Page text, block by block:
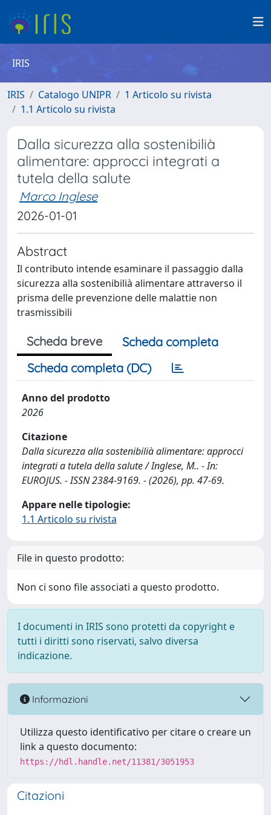
IRIS
IRIS Catalogo UNIPR
1 Articolo su rivista
1.1 Articolo su rivista
Dalla sicurezza alla sostenibilià
alimentare: approcci integrati a
tutela della salute
Marco Inglese
2026-01-01
Abstract
Il contributo intende esaminare il passaggio dalla
sicurezza alla sostenibilià alimentare attraverso il
prisma delle prevenzione delle malattie non
trasmissibili
Scheda breve
Scheda completa
Scheda completa (DC)
Anno del prodotto
2026
Citazione
Dalla sicurezza alla sostenibilià alimentare: approcci
integrati a tutela della salute / Inglese, M.. - In:
EUROJUS. - ISSN 2384-9169. - (2026), pp. 47-69.
Appare nelle tipologie:
1.1 Articolo su rivista
File in questo prodotto:
Non ci sono file associati a questo prodotto.
I documenti in IRIS sono protetti da copyright e
tutti i diritti sono riservati, salvo diversa
indicazione.
Informazioni
Utilizza questo identificativo per citare o creare un
link a questo documento:
https://hdl.handle.net/11381/3051953
Citazioni